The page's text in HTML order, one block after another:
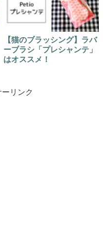
【猫のブラッシング】ラバ
ーブラシ「プレシャンテ」
はオススメ！
リンク